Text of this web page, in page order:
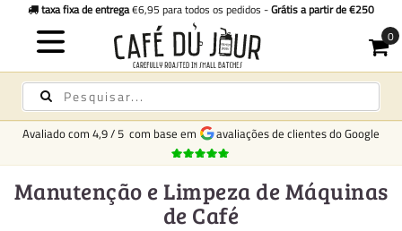
taxa fixa de entrega€6,95 para todos os pedidos -Grátis a partir de €250
Avaliado com 4,9/5 com base em avaliações de clientes do Google
Manutenção e Limpeza de Máquinas
de Café